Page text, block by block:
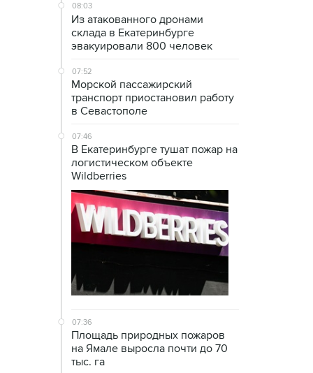
08:03
Из атакованного дронами
склада в Екатеринбурге
эвакуировали 800 человек
07:52
Морской пассажирский
транспорт приостановил работу
в Севастополе
07:46
В Екатеринбурге тушат пожар на
логистическом объекте
Wildberries
07:36
Площадь природных пожаров
на Ямале выросла почти до 70
тыс. га